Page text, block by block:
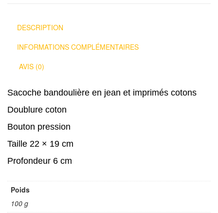
DESCRIPTION
INFORMATIONS COMPLÉMENTAIRES
AVIS (0)
Sacoche bandoulière en jean et imprimés cotons
Doublure coton
Bouton pression
Taille 22 × 19 cm
Profondeur 6 cm
Poids
100 g